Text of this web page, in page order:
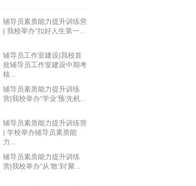
辅导员素质能力提升训练营
| 我校举办“扣好人生第一...
辅导员工作室建设|我校首
批辅导员工作室建设中期考
核...
辅导员素质能力提升训练
营|我校举办“学业‘预’先机...
辅导员素质能力提升训练营
| 学校举办辅导员素质能
力...
辅导员素质能力提升训练
营|我校举办“从‘散’到‘聚...